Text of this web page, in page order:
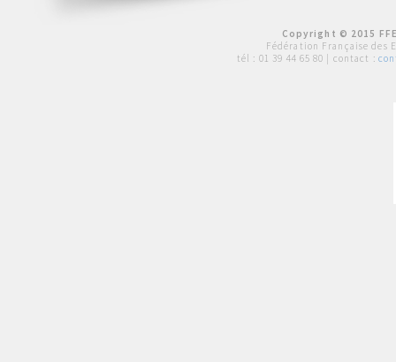
Copyright © 2015
Fédération Française des
tél : 01 39 44 65 80 | contact :